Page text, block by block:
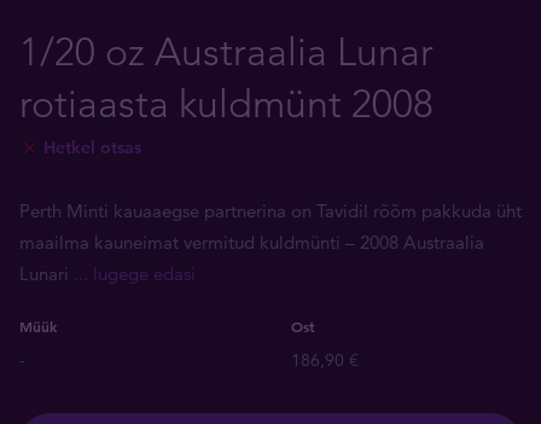
1/20 oz Austraalia Lunar
rotiaasta kuldmünt 2008
Hetkel otsas
Perth Minti kauaaegse partnerina on Tavidil rõõm pakkuda üht
maailma kauneimat vermitud kuldmünti ­– 2008 Austraalia
Lunari ... lugege edasi
Müük Ost
- 186,90 €